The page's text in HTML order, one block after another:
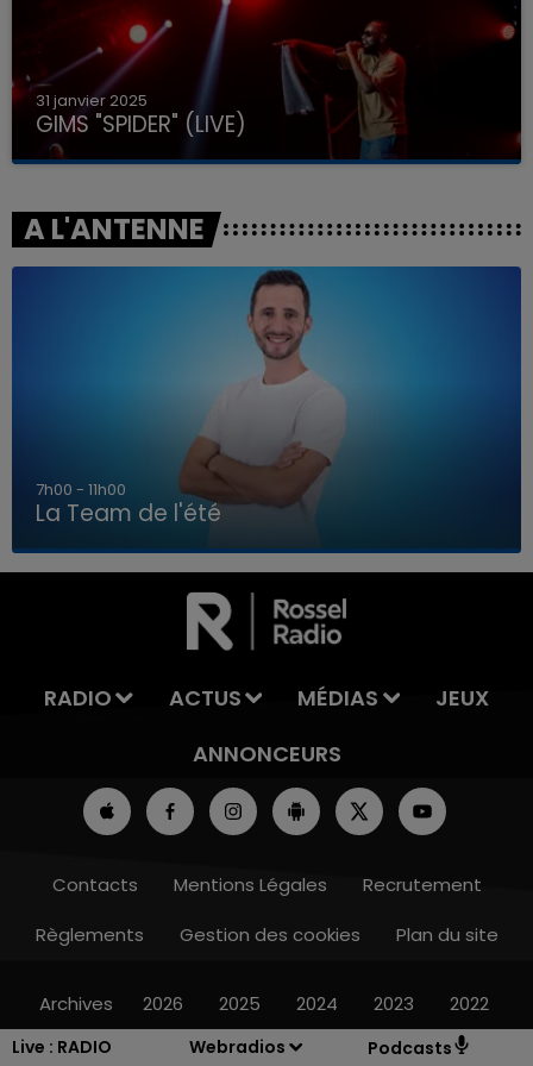
Live : RADIO
Webradios Podcasts
LA TEAM DE L'ÉTÉ
31 janvier 2025
GIMS "SPIDER" (LIVE)
A L'ANTENNE
7h00 - 11h00
La Team de l'été
RADIO ACTUS MÉDIAS
JEUX
ANNONCEURS
Contacts Mentions Légales
Recrutement
Règlements
Gestion des cookies Plan du site
Archives 2026 2025 2024 2023 2022